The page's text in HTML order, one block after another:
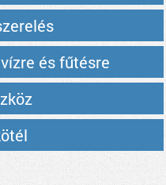
és fűtésre